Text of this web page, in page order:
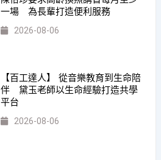
一場 為長輩打造便利服務
2026-08-06
【百工達人】 從音樂教育到生命陪
伴 黛玉老師以生命經驗打造共學
平台
2026-08-06